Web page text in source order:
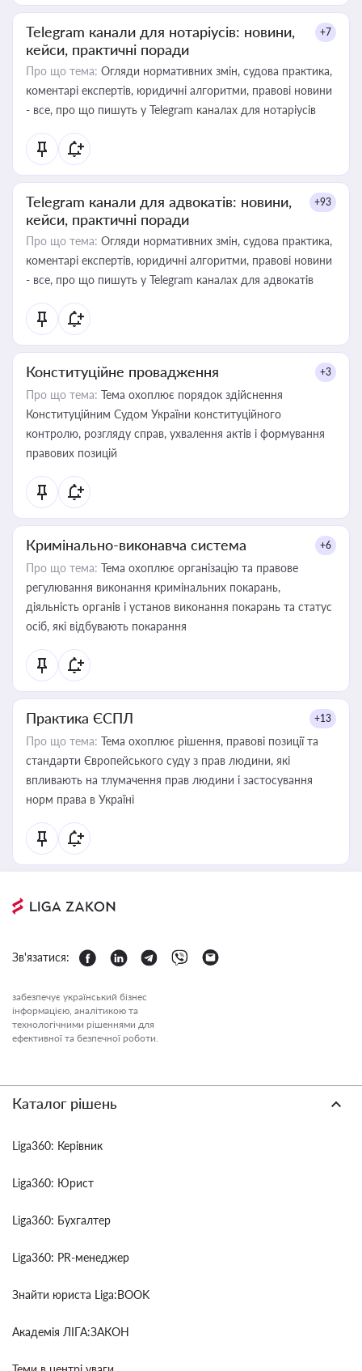
Telegram канали для нотаріусів: новини,
кейси, практичні поради
+7
Про що тема: Огляди нормативних змін, судова практика,
коментарі експертів, юридичні алгоритми, правові новини
- все, про що пишуть у Telegram каналах для нотаріусів
Telegram канали для адвокатів: новини,
кейси, практичні поради
+93
Про що тема: Огляди нормативних змін, судова практика,
коментарі експертів, юридичні алгоритми, правові новини
- все, про що пишуть у Telegram каналах для адвокатів
Конституційне провадження +3
Про що тема: Тема охоплює порядок здійснення
Конституційним Судом України конституційного
контролю, розгляду справ, ухвалення актів і формування
правових позицій
Кримінально-виконавча система +6
Про що тема: Тема охоплює організацію та правове
регулювання виконання кримінальних покарань,
діяльність органів і установ виконання покарань та статус
осіб, які відбувають покарання
Практика ЄСПЛ +13
Про що тема: Тема охоплює рішення, правові позиції та
стандарти Європейського суду з прав людини, які
впливають на тлумачення прав людини і застосування
норм права в Україні
Зв'язатися:
забезпечує український бізнес
інформацією, аналітикою та
технологічними рішеннями для
ефективної та безпечної роботи.
Каталог рішень
Liga360: Керівник
Liga360: Юрист
Liga360: Бухгалтер
Liga360: PR-менеджер
Знайти юриста Liga:BOOK
Академія ЛІГА:ЗАКОН